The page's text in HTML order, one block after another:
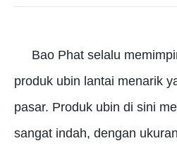
Bao Phat selalu
produk ubin lantai menarik
pasar. Produk ubin di sini
sangat indah, dengan